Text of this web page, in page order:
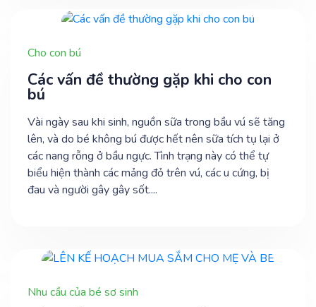
Cho con bú
Các vấn đề thường gặp khi cho con
bú
Vài ngày sau khi sinh, nguồn sữa trong bầu vú sẽ tăng
lên, và do bé không bú được hết nên sữa tích tụ lại ở
các nang rỗng ở bầu ngực. Tình trạng này có thể tự
biểu hiện thành các mảng đỏ trên vú, các u cứng, bị
đau và người gây gây sốt....
Nhu cầu của bé sơ sinh